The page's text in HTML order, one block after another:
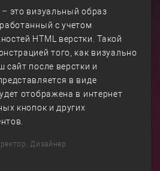
это визуальный образ
с учетом
HTML верстки. Такой
того, как визуально
сайт после верстки и
в виде
отображена в интернет
кнопок и других
Дизайнер